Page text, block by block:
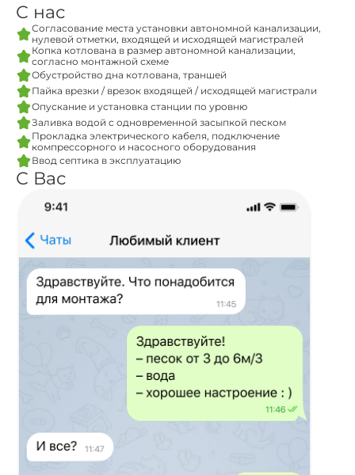
С нас
Согласование места установки автономной канализации,
нулевой отметки, входящей и исходящей магистралей
Копка котлована в размер автономной канализации,
согласно монтажной схеме
Обустройство дна котлована, траншей
Пайка врезки / врезок входящей / исходящей магистрали
Опускание и установка станции по уровню
Заливка водой с одновременной засыпкой песком
Прокладка электрического кабеля, подключение
компрессорного и насосного оборудования
Ввод септика в эксплуатацию
С Вас